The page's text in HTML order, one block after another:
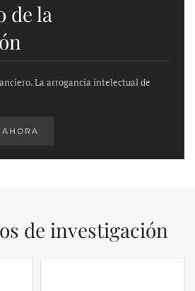
de la
La arrogancia intelectual de
de investigación